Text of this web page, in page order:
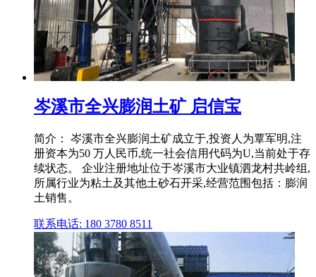
岑溪市全兴膨润土矿 启信宝
简介： 岑溪市全兴膨润土矿成立于,投资人为覃军明,注
册资本为50 万人民币,统一社会信用代码为U,当前处于存
续状态。 企业注册地址位于岑溪市大业镇泗龙村共岭组,
所属行业为粘土及其他土砂石开采,经营范围包括：膨润
土销售。
联系电话: 180 3780 8511